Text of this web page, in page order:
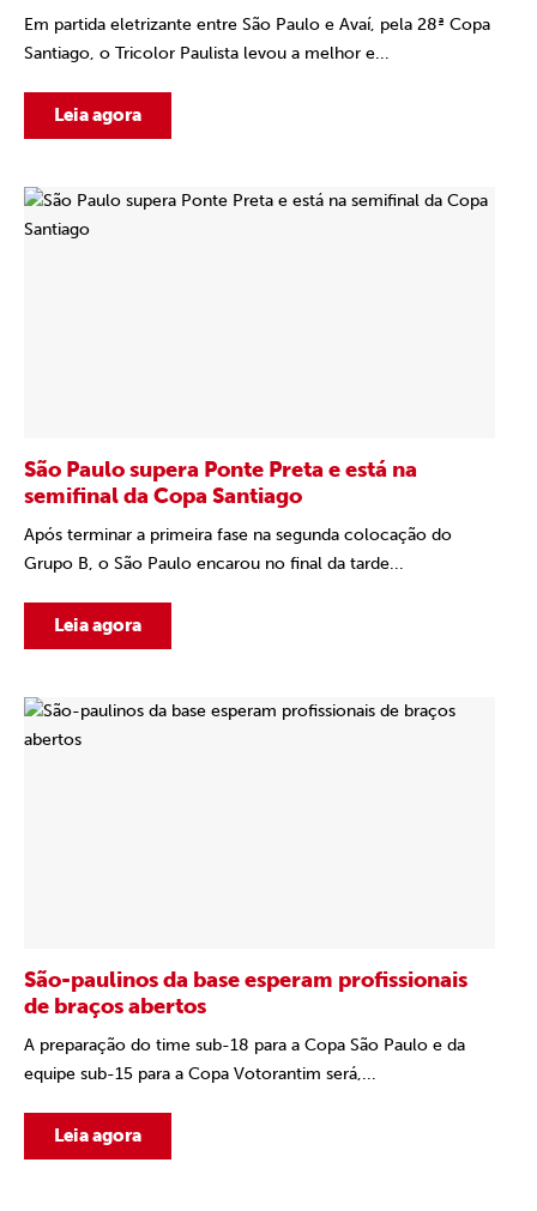
Em partida eletrizante entre São Paulo e Avaí, pela 28ª Copa
Santiago, o Tricolor Paulista levou a melhor e...
Leia agora
São Paulo supera Ponte Preta e está na
semifinal da Copa Santiago
Após terminar a primeira fase na segunda colocação do
Grupo B, o São Paulo encarou no final da tarde...
Leia agora
São-paulinos da base esperam profissionais
de braços abertos
A preparação do time sub-18 para a Copa São Paulo e da
equipe sub-15 para a Copa Votorantim será,...
Leia agora